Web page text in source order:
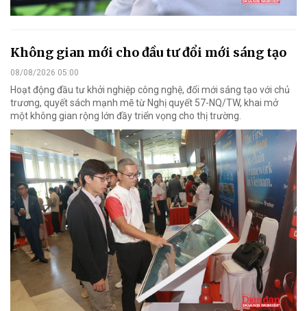
Không gian mới cho đầu tư đổi mới sáng tạo
08/08/2026 05:00
Hoạt động đầu tư khởi nghiệp công nghệ, đổi mới sáng tạo với chủ
trương, quyết sách mạnh mẽ từ Nghị quyết 57-NQ/TW, khai mở
một không gian rộng lớn đầy triển vọng cho thị trường.